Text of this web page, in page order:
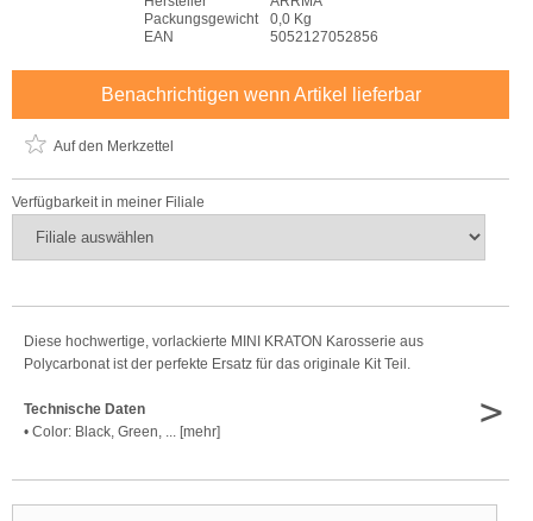
Packungsgewicht
0,0 Kg
EAN
5052127052856
Benachrichtigen wenn Artikel lieferbar
Auf den Merkzettel
Verfügbarkeit in meiner Filiale
Diese hochwertige, vorlackierte MINI KRATON Karosserie aus
Polycarbonat ist der perfekte Ersatz für das originale Kit Teil.
Technische Daten
• Color: Black, Green, ... [mehr]
>